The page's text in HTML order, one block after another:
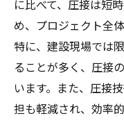
に比べて、圧接は短
め、プロジェクト全
特に、建設現場では
ることが多く、圧接
います。また、圧接
担も軽減され、効率